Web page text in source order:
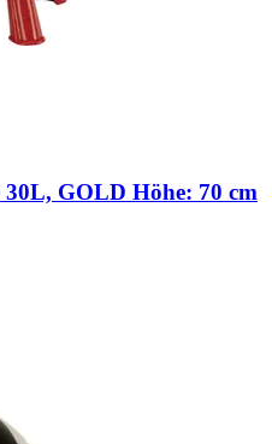
30L, GOLD Höhe: 70 cm